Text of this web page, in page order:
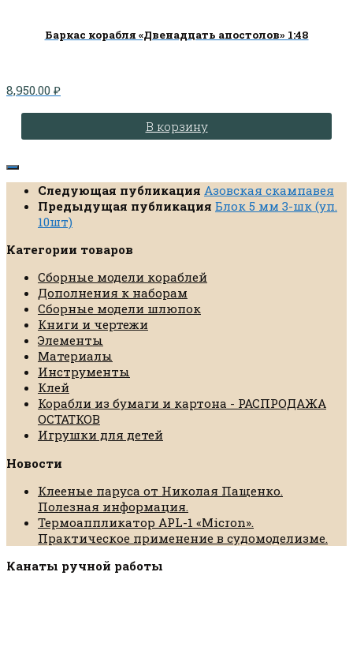
Баркас корабля «Двенадцать апостолов» 1:48
8,950.00 ₽
В корзину
Следующая публикация Азовская скампавея
Предыдущая публикация Блок 5 мм 3-шк (уп.
10шт)
Категории товаров
Сборные модели кораблей
Дополнения к наборам
Сборные модели шлюпок
Книги и чертежи
Элементы
Материалы
Инструменты
Клей
Корабли из бумаги и картона - РАСПРОДАЖА
ОСТАТКОВ
Игрушки для детей
Новости
Клееные паруса от Николая Пащенко.
Полезная информация.
Термоаппликатор APL-1 «Micron».
Практическое применение в судомоделизме.
Канаты ручной работы